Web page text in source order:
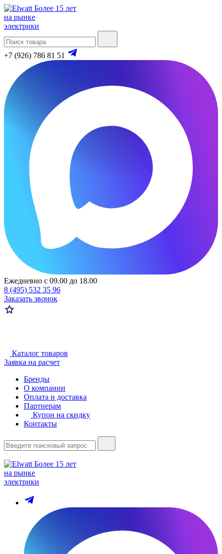
Более 15 лет
на рынке
электрики
+7 (926) 786 81 51
Ежедневно с 09.00 до 18.00
8 (495) 532 35 96
Заказать звонок
Каталог товаров
Заявка на расчет
Бренды
О компании
Оплата и доставка
Партнерам
Купон на скидку
Контакты
Более 15 лет
на рынке
электрики